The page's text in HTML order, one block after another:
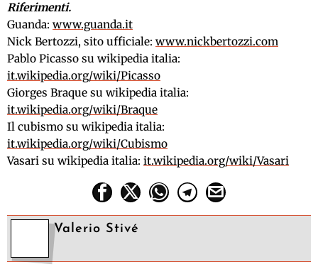
Riferimenti.
Guanda: www.guanda.it
Nick Bertozzi, sito ufficiale: www.nickbertozzi.com
Pablo Picasso su wikipedia italia:
it.wikipedia.org/wiki/Picasso
Giorges Braque su wikipedia italia:
it.wikipedia.org/wiki/Braque
Il cubismo su wikipedia italia:
it.wikipedia.org/wiki/Cubismo
Vasari su wikipedia italia: it.wikipedia.org/wiki/Vasari
Valerio Stivé